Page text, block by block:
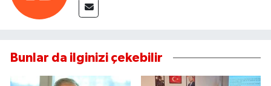
Bunlar da ilginizi çekebilir